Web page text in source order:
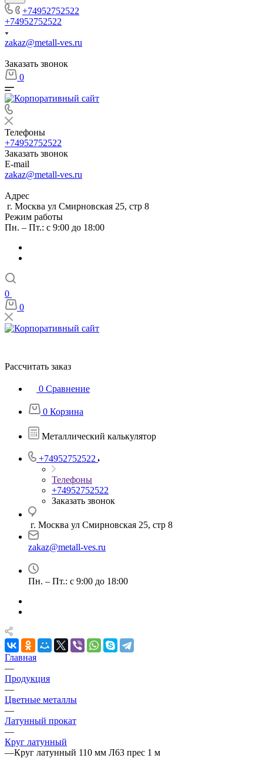
+74952752522
+74952752522
zakaz@metall-ves.ru
Заказать звонок
0
Телефоны
+74952752522
Заказать звонок
E-mail
zakaz@metall-ves.ru
Адрес
г. Москва ул Смирновская 25, стр 8
Режим работы
Пн. – Пт.: с 9:00 до 18:00
0
0
Рассчитать заказ
0 Сравнение
0 Корзина
Металлический калькулятор
+74952752522
Телефоны
+74952752522
Заказать звонок
г. Москва ул Смирновская 25, стр 8
zakaz@metall-ves.ru
Пн. – Пт.: с 9:00 до 18:00
Главная
—
Продукция
—
Цветные металлы
—
Латунный прокат
—
Круг латунный
—Круг латунный 110 мм Л63 прес 1 м